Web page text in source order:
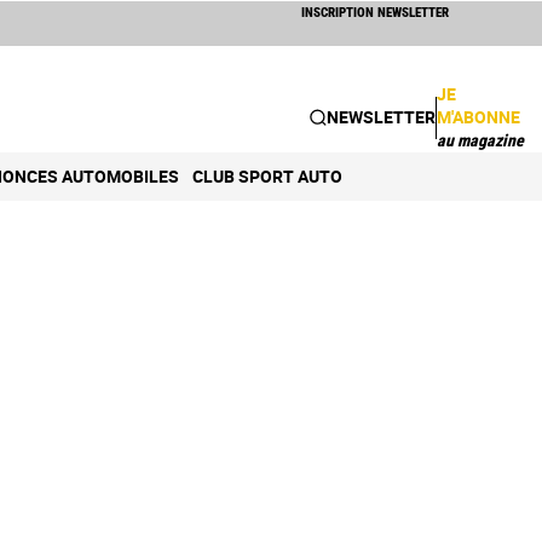
INSCRIPTION NEWSLETTER
NEWSLETTER
JE
M'ABONNE
au magazine
AUTOMOBILES CLUB SPORT AUTO